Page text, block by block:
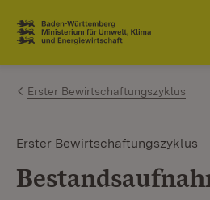
Zum Inhalt springen
Link zur Startseite
Erster Bewirtschaftungszyklus
Erster Bewirtschaftungszyklus